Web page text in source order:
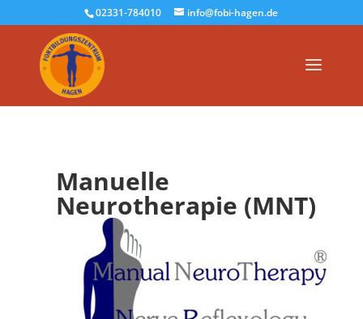
02331-784010 info@fobi-hagen.de
Manuelle
Neurotherapie (MNT)